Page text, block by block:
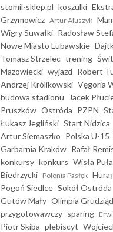
stomil-sklep.pl koszulki
Grzymowicz Artur Aluszyk
Wigry Suwałki Radosław
Nowe Miasto Lubawskie
Tomasz Strzelec trening
Mazowiecki wyjazd Robert
Andrzej Królikowski Vęgoria
budowa stadionu
Jacek
Pruszków Ostróda PZPN
Łukasz Jegliński Start Nidzica
Artur Siemaszko Polska U-15
Garbarnia Kraków Rafał
konkursy konkurs Wisła
Biedrzycki Polonia Pasłęk
Pogoń Siedlce Sokół Ostróda
Gutów Mały Olimpia
przygotowawczy sparing
Piotr Skiba plebiscyt